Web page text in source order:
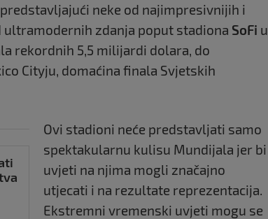
neke od najimpresivnijih i
ultramodernih zdanja poput stadiona SoFi u
rekordnih 5,5 milijardi dolara, do
Cityju, domaćina finala Svjetskih
Ovi stadioni neće predstavljati samo
spektakularnu kulisu Mundijala jer bi
uvjeti na njima mogli značajno
utjecati i na rezultate reprezentacija.
Ekstremni vremenski uvjeti mogu se